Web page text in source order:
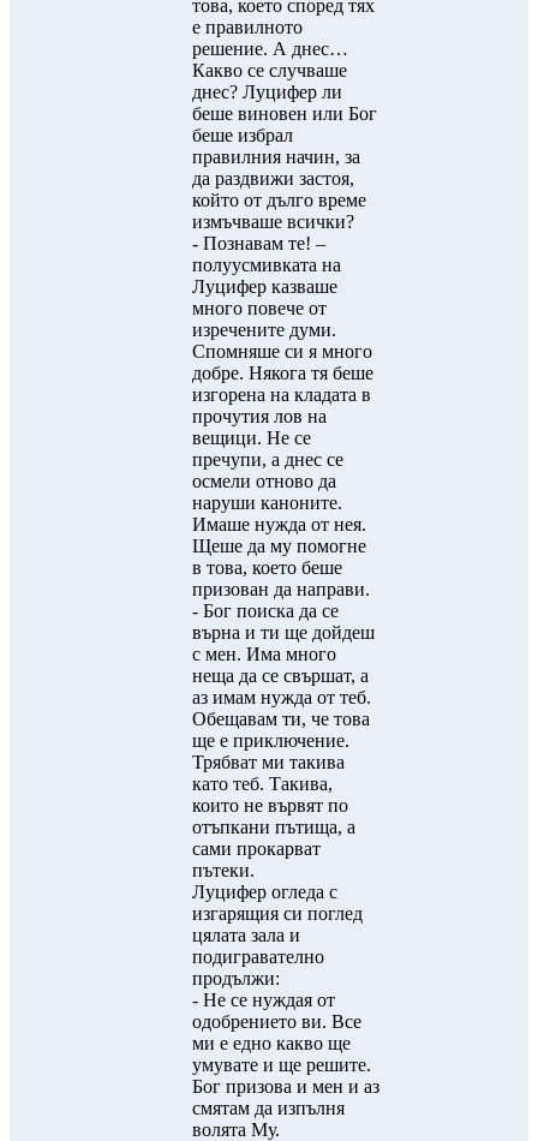
това, което според тях
е правилното
решение. А днес…
Какво се случваше
днес? Луцифер ли
беше виновен или Бог
беше избрал
правилния начин, за
да раздвижи застоя,
който от дълго време
измъчваше всички?
- Познавам те! –
полуусмивката на
Луцифер казваше
много повече от
изречените думи.
Спомняше си я много
добре. Някога тя беше
изгорена на кладата в
прочутия лов на
вещици. Не се
пречупи, а днес се
осмели отново да
наруши каноните.
Имаше нужда от нея.
Щеше да му помогне
в това, което беше
призован да направи.
- Бог поиска да се
върна и ти ще дойдеш
с мен. Има много
неща да се свършат, а
аз имам нужда от теб.
Обещавам ти, че това
ще е приключение.
Трябват ми такива
като теб. Такива,
които не вървят по
отъпкани пътища, а
сами прокарват
пътеки.
Луцифер огледа с
изгарящия си поглед
цялата зала и
подигравателно
продължи:
- Не се нуждая от
одобрението ви. Все
ми е едно какво ще
умувате и ще решите.
Бог призова и мен и аз
смятам да изпълня
волята Му.